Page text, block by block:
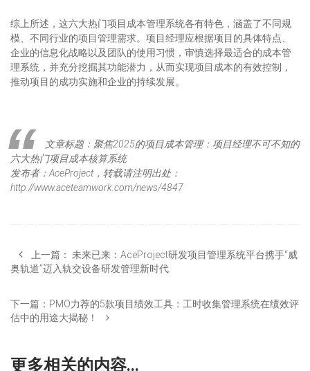
综上所述，这六大热门项目成本管理系统各有特色，涵盖了不同规
模、不同行业的项目管理需求。项目经理应根据项目的具体特点、
企业的信息化战略以及团队的使用习惯，审慎选择最适合的成本管
理系统，并充分挖掘其功能潜力，从而实现项目成本的有效控制，
推动项目的成功实施和企业的持续发展。
文章标题：聚焦2025的项目成本管理：项目经理不可不知的
六大热门项目成本核算系统
发布者：AceProject，转载请注明出处：
http://www.aceteamwork.com/news/4847
上一篇： 未来已来：AceProject研发项目管理系统平台携手“威
奥轨道”迈入轨交设备研发管理新时代
下一篇： PMO力荐的5款项目绩效工具：工时收集管理系统在绩效评
估中的用途大揭秘！
更多相关的内容...